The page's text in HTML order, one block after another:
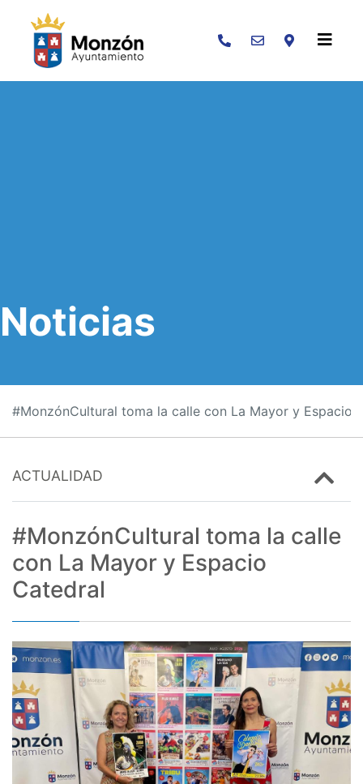
Buscar
Noticias
#MonzónCultural toma la calle con La Mayor y Espacio
ACTUALIDAD
#MonzónCultural toma la calle
con La Mayor y Espacio
Catedral